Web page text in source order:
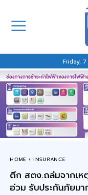
Friday,
HOME INSURANCE
ตึก สตง.ถล่มจากเห
อ่วม รับประกันภัยม